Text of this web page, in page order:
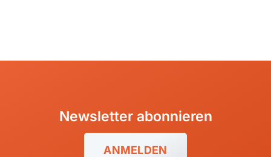
Newsletter abonnieren
ANMELDEN